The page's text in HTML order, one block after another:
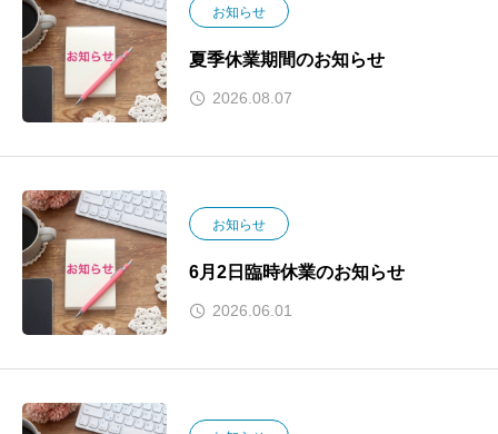
お知らせ
夏季休業期間のお知らせ
2026.08.07
お知らせ
6月2日臨時休業のお知らせ
2026.06.01